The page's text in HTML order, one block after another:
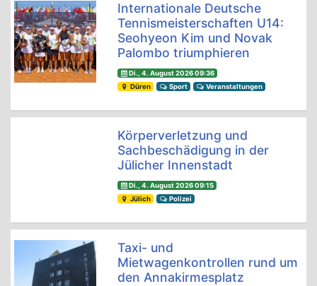
Internationale Deutsche
Tennismeisterschaften U14:
Seohyeon Kim und Novak
Palombo triumphieren
Di., 4. August 2026 09:36
Düren
Sport Veranstaltungen
Körperverletzung und
Sachbeschädigung in der
Jülicher Innenstadt
Di., 4. August 2026 09:15
Jülich
Polizei
Taxi- und
Mietwagenkontrollen rund um
den Annakirmesplatz